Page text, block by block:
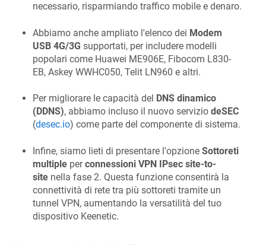
necessario, risparmiando traffico mobile e denaro.
Abbiamo anche ampliato l'elenco dei Modem
USB 4G/3G supportati, per includere modelli
popolari come Huawei ME906E, Fibocom L830-
EB, Askey WWHC050, Telit LN960 e altri.
Per migliorare le capacità del DNS dinamico
(DDNS), abbiamo incluso il nuovo servizio deSEC
(desec.io) come parte del componente di sistema.
Infine, siamo lieti di presentare l'opzione Sottoreti
multiple perconnessioni VPN IPsec site-to-
site nella fase 2. Questa funzione consentirà la
connettività di rete tra più sottoreti tramite un
tunnel VPN, aumentando la versatilità del tuo
dispositivo Keenetic.